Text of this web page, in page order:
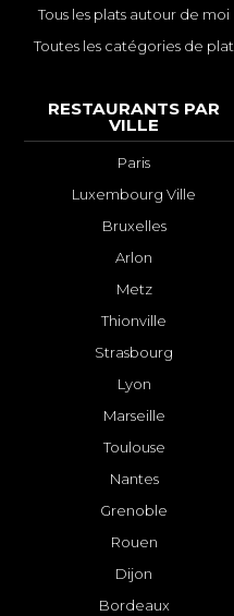
Tous les plats autour de moi
Toutes les catégories de plat
RESTAURANTS PAR
VILLE
Paris
Luxembourg Ville
Bruxelles
Arlon
Metz
Thionville
Strasbourg
Lyon
Marseille
Toulouse
Nantes
Grenoble
Rouen
Dijon
Bordeaux